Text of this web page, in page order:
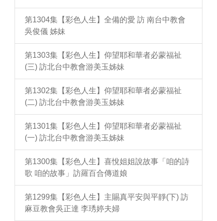
第1304集【彩色人生】全備的愛 訪 南台中教會
吳俊儀 姊妹
第1303集【彩色人生】仰望耶和華者必蒙福祉
(三) 訪北台中教會游美玉姊妹
第1302集【彩色人生】仰望耶和華者必蒙福祉
(二) 訪北台中教會游美玉姊妹
第1301集【彩色人生】仰望耶和華者必蒙福祉
(一) 訪北台中教會游美玉姊妹
第1300集【彩色人生】喜悅姐姐說故事「咱的詩
歌 咱的故事」訪羅百合傳道娘
第1299集【彩色人生】主賜真平安與平靜(下) 訪
麻豆教會吳正達 李琇婷夫婦